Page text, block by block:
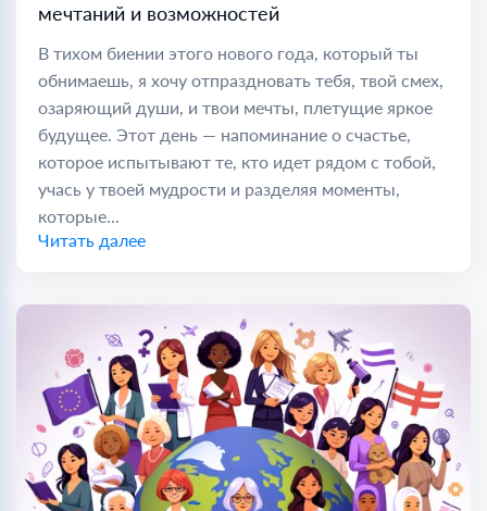
мечтаний и возможностей
В тихом биении этого нового года, который ты
обнимаешь, я хочу отпраздновать тебя, твой смех,
озаряющий души, и твои мечты, плетущие яркое
будущее. Этот день — напоминание о счастье,
которое испытывают те, кто идет рядом с тобой,
учась у твоей мудрости и разделяя моменты,
которые...
Читать далее